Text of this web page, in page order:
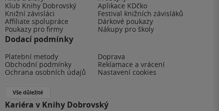
Klub Knihy Dobrovský
Aplikace KDčko
Knižní závisláci
Festival knižních závisláků
Affiliate spolupráce
Dárkové poukazy
Poukazy pro firmy
Nákupy pro školy
Dodací podmínky
Platební metody
Doprava
Obchodní podmínky
Reklamace a vrácení
Ochrana osobních údajů
Nastavení cookies
Vše důležité
Kariéra v Knihy Dobrovský